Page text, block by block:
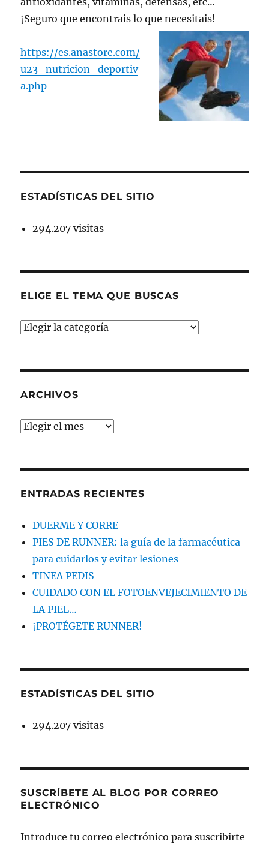
¡Seguro que encontrais lo que necesitais!
https://es.anastore.com/
u23_nutricion_deportiv
a.php
ESTADÍSTICAS DEL SITIO
294.207 visitas
ELIGE EL TEMA QUE BUSCAS
ELIGE
BUSCAS
ARCHIVOS
Archivos
ENTRADAS RECIENTES
DUERME Y CORRE
PIES DE RUNNER: la guía de la farmacéutica
para cuidarlos y evitar lesiones
TINEA PEDIS
CUIDADO CON EL FOTOENVEJECIMIENTO DE
LA PIEL…
¡PROTÉGETE RUNNER!
ESTADÍSTICAS DEL SITIO
294.207 visitas
SUSCRÍBETE AL BLOG POR CORREO
ELECTRÓNICO
Introduce tu correo electrónico para suscribirte